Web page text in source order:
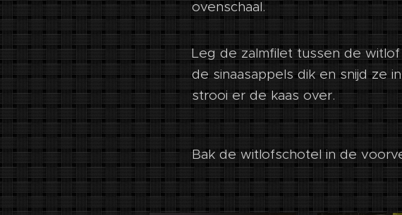
ovenschaal.
Leg de zalmfilet tussen de
de sinaasappels dik en snijd ze
strooi er de kaas over.
Bak de witlofschotel in de